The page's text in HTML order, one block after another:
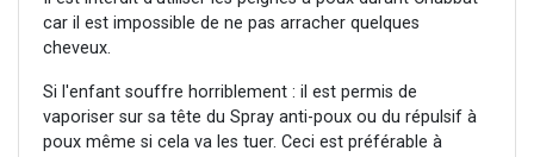
car il est impossible de ne pas arracher quelques
cheveux.
Si l'enfant souffre horriblement : il est permis de
vaporiser sur sa tête du Spray anti-poux ou du répulsif à
poux même si cela va les tuer. Ceci est préférable à